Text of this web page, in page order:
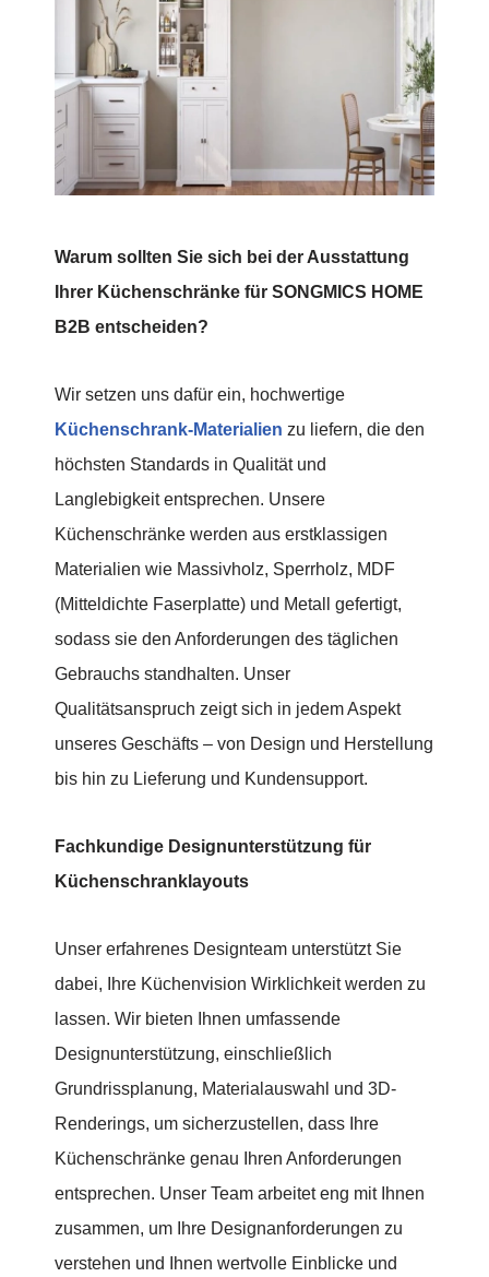
Warum sollten Sie sich bei der Ausstattung
Ihrer Küchenschränke für SONGMICS HOME
B2B entscheiden?
Wir setzen uns dafür ein, hochwertige
Küchenschrank-Materialien zu liefern, die den
höchsten Standards in Qualität und
Langlebigkeit entsprechen. Unsere
Küchenschränke werden aus erstklassigen
Materialien wie Massivholz, Sperrholz, MDF
(Mitteldichte Faserplatte) und Metall gefertigt,
sodass sie den Anforderungen des täglichen
Gebrauchs standhalten. Unser
Qualitätsanspruch zeigt sich in jedem Aspekt
unseres Geschäfts – von Design und Herstellung
bis hin zu Lieferung und Kundensupport.
Fachkundige Designunterstützung für
Küchenschranklayouts
Unser erfahrenes Designteam unterstützt Sie
dabei, Ihre Küchenvision Wirklichkeit werden zu
lassen. Wir bieten Ihnen umfassende
Designunterstützung, einschließlich
Grundrissplanung, Materialauswahl und 3D-
Renderings, um sicherzustellen, dass Ihre
Küchenschränke genau Ihren Anforderungen
entsprechen. Unser Team arbeitet eng mit Ihnen
zusammen, um Ihre Designanforderungen zu
verstehen und Ihnen wertvolle Einblicke und